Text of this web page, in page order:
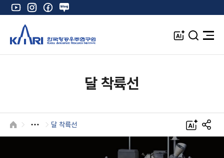
유
튜
인
스
타
그
램
페
이
북
네
이
블
로
K
A
검
전
달 착륙선
HOME 달 착륙선
A
I
S
N